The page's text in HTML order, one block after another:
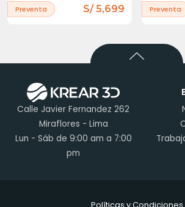
Preventa S/ 5,699 Preventa
Calle Javier Fernandez 262
Miraflores - Lima
Lun - Sáb de 9:00 am a 7:00
pm
Políticas y Condiciones